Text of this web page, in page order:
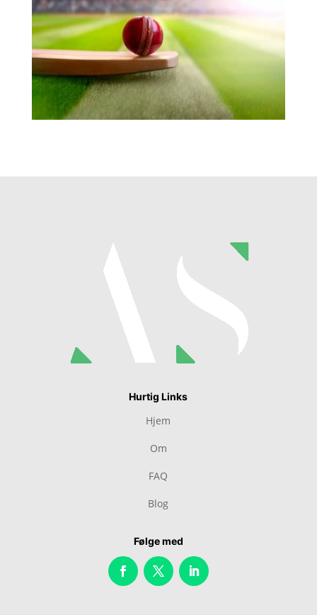
Hurtig Links
Hjem
Om
FAQ
Blog
Følge med